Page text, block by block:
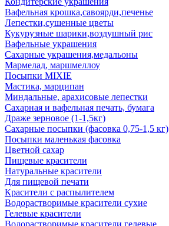
Вафельная крошка,савоярди,печенье
Лепестки,сушенные цветы
Кукурузные шарики,воздушный рис
Вафельные украшения
Сахарные украшения,медальоны
Мармелад, маршмеллоу
Посыпки MIXIE
Мастика, марципан
Миндальные, арахисовые лепестки
Сахарная и вафельная печать, бумага
Драже зерновое (1-1,5кг)
Сахарные посыпки (фасовка 0,75-1,5 кг)
Посыпки маленькая фасовка
Цветной сахар
Пищевые красители
Натуральные красители
Для пищевой печати
Красители с распылителем
Водорастворимые красители сухие
Гелевые красители
Водорастворимые красители гелевые